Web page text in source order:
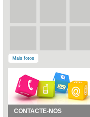
Mais fotos
CONTACTE-NOS